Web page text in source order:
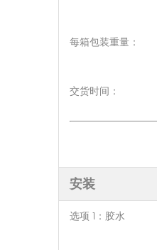
每箱包
交货时
安装
选项 1：胶水